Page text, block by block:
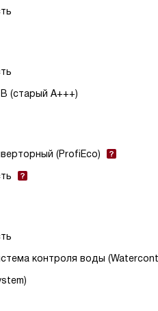
B (старый A+++)
(ProfiEco)
контроля воды